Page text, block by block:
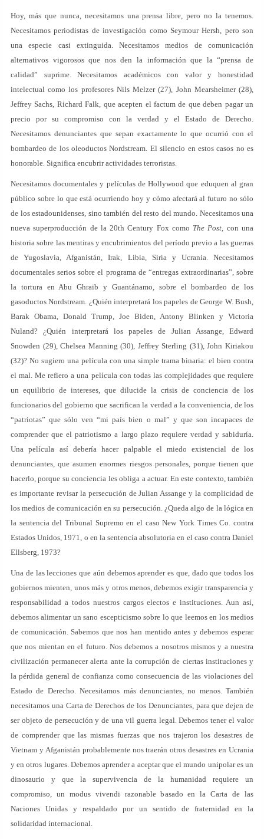
Hoy, más que nunca, necesitamos una prensa libre, pero no la tenemos.
Necesitamos periodistas de investigación como Seymour Hersh, pero son
una especie casi extinguida. Necesitamos medios de comunicación
alternativos vigorosos que nos den la información que la “prensa de
calidad” suprime. Necesitamos académicos con valor y honestidad
intelectual como los profesores Nils Melzer (27), John Mearsheimer (28),
Jeffrey Sachs, Richard Falk, que acepten el factum de que deben pagar un
precio por su compromiso con la verdad y el Estado de Derecho.
Necesitamos denunciantes que sepan exactamente lo que ocurrió con el
bombardeo de los oleoductos Nordstream. El silencio en estos casos no es
honorable. Significa encubrir actividades terroristas.
Necesitamos documentales y películas de Hollywood que eduquen al gran
público sobre lo que está ocurriendo hoy y cómo afectará al futuro no sólo
de los estadounidenses, sino también del resto del mundo. Necesitamos una
nueva superproducción de la 20th Century Fox como The Post, con una
historia sobre las mentiras y encubrimientos del período previo a las guerras
de Yugoslavia, Afganistán, Irak, Libia, Siria y Ucrania. Necesitamos
documentales serios sobre el programa de “entregas extraordinarias”, sobre
la tortura en Abu Ghraib y Guantánamo, sobre el bombardeo de los
gasoductos Nordstream. ¿Quién interpretará los papeles de George W. Bush,
Barak Obama, Donald Trump, Joe Biden, Antony Blinken y Victoria
Nuland? ¿Quién interpretará los papeles de Julian Assange, Edward
Snowden (29), Chelsea Manning (30), Jeffrey Sterling (31), John Kiriakou
(32)? No sugiero una película con una simple trama binaria: el bien contra
el mal. Me refiero a una película con todas las complejidades que requiere
un equilibrio de intereses, que dilucide la crisis de conciencia de los
funcionarios del gobierno que sacrifican la verdad a la conveniencia, de los
“patriotas” que sólo ven “mi país bien o mal” y que son incapaces de
comprender que el patriotismo a largo plazo requiere verdad y sabiduría.
Una película así debería hacer palpable el miedo existencial de los
denunciantes, que asumen enormes riesgos personales, porque tienen que
hacerlo, porque su conciencia les obliga a actuar. En este contexto, también
es importante revisar la persecución de Julian Assange y la complicidad de
los medios de comunicación en su persecución. ¿Queda algo de la lógica en
la sentencia del Tribunal Supremo en el caso New York Times Co. contra
Estados Unidos, 1971, o en la sentencia absolutoria en el caso contra Daniel
Ellsberg, 1973?
Una de las lecciones que aún debemos aprender es que, dado que todos los
gobiernos mienten, unos más y otros menos, debemos exigir transparencia y
responsabilidad a todos nuestros cargos electos e instituciones. Aun así,
debemos alimentar un sano escepticismo sobre lo que leemos en los medios
de comunicación. Sabemos que nos han mentido antes y debemos esperar
que nos mientan en el futuro. Nos debemos a nosotros mismos y a nuestra
civilización permanecer alerta ante la corrupción de ciertas instituciones y
la pérdida general de confianza como consecuencia de las violaciones del
Estado de Derecho. Necesitamos más denunciantes, no menos. También
necesitamos una Carta de Derechos de los Denunciantes, para que dejen de
ser objeto de persecución y de una vil guerra legal. Debemos tener el valor
de comprender que las mismas fuerzas que nos trajeron los desastres de
Vietnam y Afganistán probablemente nos traerán otros desastres en Ucrania
y en otros lugares. Debemos aprender a aceptar que el mundo unipolar es un
dinosaurio y que la supervivencia de la humanidad requiere un
compromiso, un modus vivendi razonable basado en la Carta de las
Naciones Unidas y respaldado por un sentido de fraternidad en la
solidaridad internacional.